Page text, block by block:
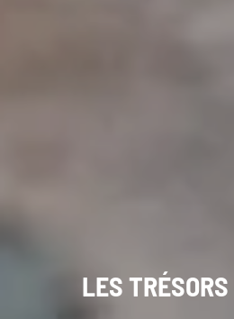
LES TRÉSORS